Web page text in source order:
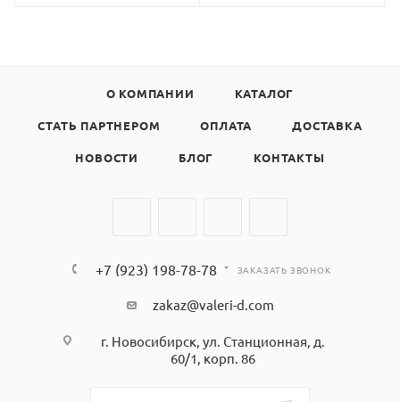
О КОМПАНИИ КАТАЛОГ
СТАТЬ ПАРТНЕРОМ ОПЛАТА ДОСТАВКА
НОВОСТИ БЛОГ КОНТАКТЫ
+7 (923) 198-78-78 ЗАКАЗАТЬ ЗВОНОК
zakaz@valeri-d.com
г. Новосибирск, ул. Станционная, д.
60/1, корп. 86